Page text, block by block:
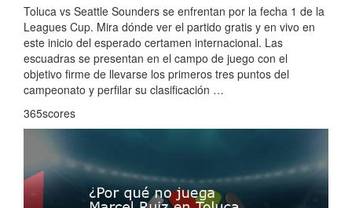
Toluca vs Seattle Sounders se enfrentan por la fecha 1 de la
Leagues Cup. Mira dónde ver el partido gratis y en vivo en
este inicio del esperado certamen internacional. Las
escuadras se presentan en el campo de juego con el
objetivo firme de llevarse los primeros tres puntos del
campeonato y perfilar su clasificación …
365scores